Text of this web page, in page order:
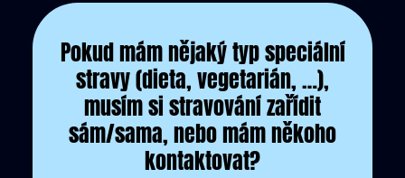
Pokud mám nějaký typ speciální
stravy (dieta, vegetarián, …),
musím si stravování zařídit
sám/sama, nebo mám někoho
kontaktovat?